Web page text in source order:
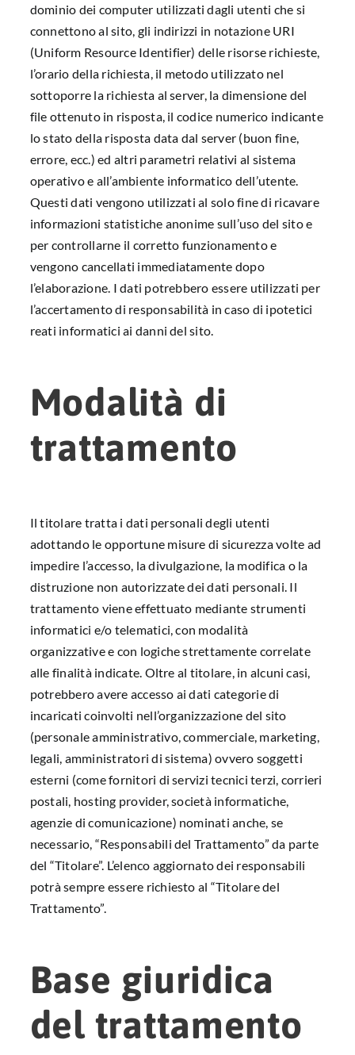
dominio dei computer utilizzati dagli utenti che si
connettono al sito, gli indirizzi in notazione URI
(Uniform Resource Identifier) delle risorse richieste,
l’orario della richiesta, il metodo utilizzato nel
sottoporre la richiesta al server, la dimensione del
file ottenuto in risposta, il codice numerico indicante
lo stato della risposta data dal server (buon fine,
errore, ecc.) ed altri parametri relativi al sistema
operativo e all’ambiente informatico dell’utente.
Questi dati vengono utilizzati al solo fine di ricavare
informazioni statistiche anonime sull’uso del sito e
per controllarne il corretto funzionamento e
vengono cancellati immediatamente dopo
l’elaborazione. I dati potrebbero essere utilizzati per
l’accertamento di responsabilità in caso di ipotetici
reati informatici ai danni del sito.
Modalità di
trattamento
Il titolare tratta i dati personali degli utenti
adottando le opportune misure di sicurezza volte ad
impedire l’accesso, la divulgazione, la modifica o la
distruzione non autorizzate dei dati personali. Il
trattamento viene effettuato mediante strumenti
informatici e/o telematici, con modalità
organizzative e con logiche strettamente correlate
alle finalità indicate. Oltre al titolare, in alcuni casi,
potrebbero avere accesso ai dati categorie di
incaricati coinvolti nell’organizzazione del sito
(personale amministrativo, commerciale, marketing,
legali, amministratori di sistema) ovvero soggetti
esterni (come fornitori di servizi tecnici terzi, corrieri
postali, hosting provider, società informatiche,
agenzie di comunicazione) nominati anche, se
necessario, “Responsabili del Trattamento” da parte
del “Titolare”. L’elenco aggiornato dei responsabili
potrà sempre essere richiesto al “Titolare del
Trattamento”.
Base giuridica
del trattamento